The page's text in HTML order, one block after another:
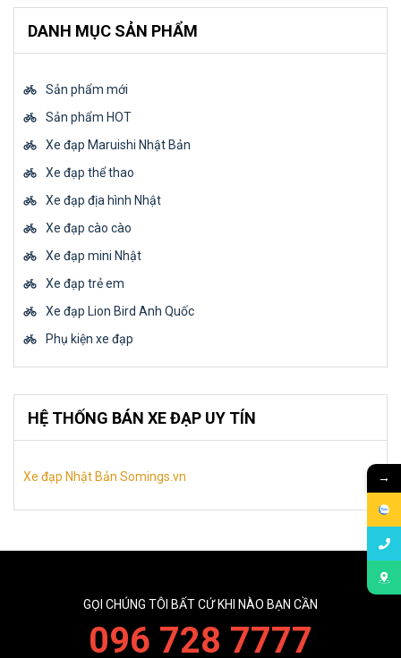
DANH MỤC SẢN PHẨM
Sản phẩm mới
Sản phẩm HOT
Xe đạp Maruishi Nhật Bản
Xe đạp thể thao
Xe đạp địa hình Nhật
Xe đạp cào cào
Xe đạp mini Nhật
Xe đạp trẻ em
Xe đạp Lion Bird Anh Quốc
Phụ kiện xe đạp
HỆ THỐNG BÁN XE ĐẠP UY TÍN
Xe đạp Nhật Bản Somings.vn
GỌI CHÚNG TÔI BẤT CỨ KHI NÀO BẠN CẦN
096 728 7777
→